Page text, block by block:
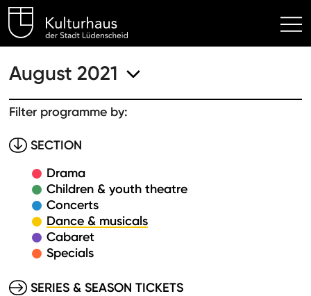
Kulturhaus Lüdenscheid
August 2021
Filter programme by:
SECTION
Drama
Children & youth theatre
Concerts
Dance & musicals
Cabaret
Specials
SERIES & SEASON TICKETS